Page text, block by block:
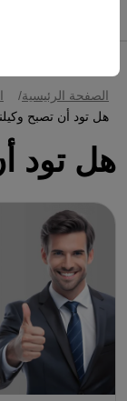
تجربتك على
وتفضيلات
الصفحة الرئيسية
هل تود أن تصبح
هل تود